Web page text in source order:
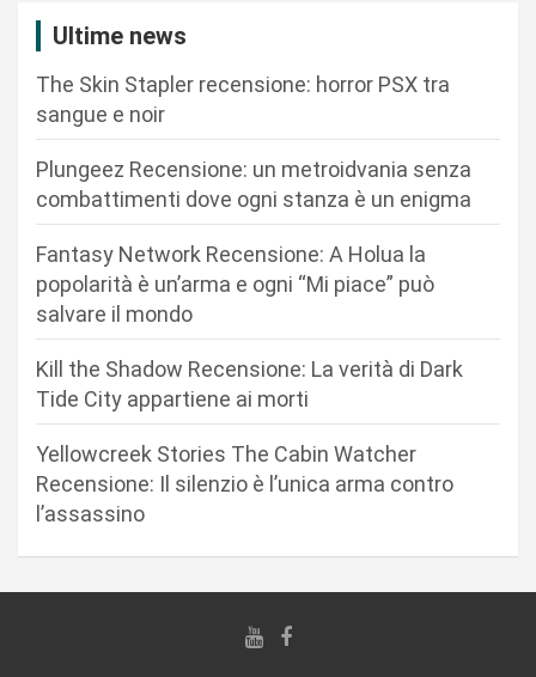
Ultime news
The Skin Stapler recensione: horror PSX tra
sangue e noir
Plungeez Recensione: un metroidvania senza
combattimenti dove ogni stanza è un enigma
Fantasy Network Recensione: A Holua la
popolarità è un’arma e ogni “Mi piace” può
salvare il mondo
Kill the Shadow Recensione: La verità di Dark
Tide City appartiene ai morti
Yellowcreek Stories The Cabin Watcher
Recensione: Il silenzio è l’unica arma contro
l’assassino